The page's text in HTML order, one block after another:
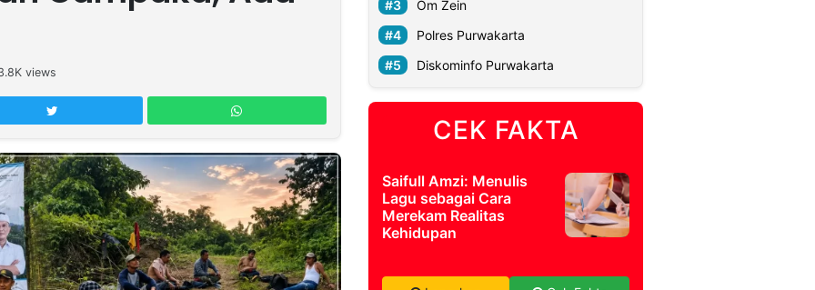
views
Om Zein
Polres Purwakarta
Diskominfo Purwakarta
CEK FAKTA
Saifull Amzi: Menulis
Lagu sebagai Cara
Merekam Realitas
Kehidupan